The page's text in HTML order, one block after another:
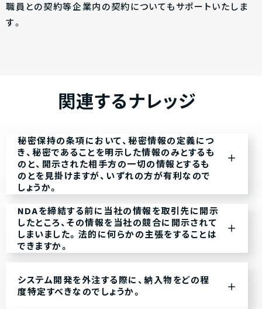
職員との契約等企業内の契約についてもサポートいたしま
す。
関連するナレッジ
秘密保持の条項において、秘密情報の定義につ
き、秘密であることを明示した情報のみとするも
のと、開示された相手方の一切の情報とするも
のとを見掛けますが、いずれの方が有利なので
しょうか。
NDAを締結する前に当社の情報を取引先に開示
したところ、その情報を当社の競合に開示されて
しまいました。法的に何らかの主張をすることは
できますか。
システム開発を外注する際に、納入物をどの程
度特定すべきなのでしょうか。